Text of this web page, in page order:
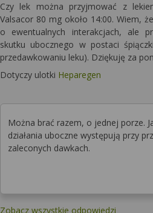
Czy lek można przyjmować z
Valsacor 80 mg około 14:00. Wiem,
o ewentualnych interakcjach, ale
skutku ubocznego w postaci
przedawkowaniu leku). Dziękuję za
Dotyczy ulotki Heparegen
Można brać razem, o jednej porze.
działania uboczne występują przy
zaleconych dawkach.
Zobacz wszystkie odpowiedzi